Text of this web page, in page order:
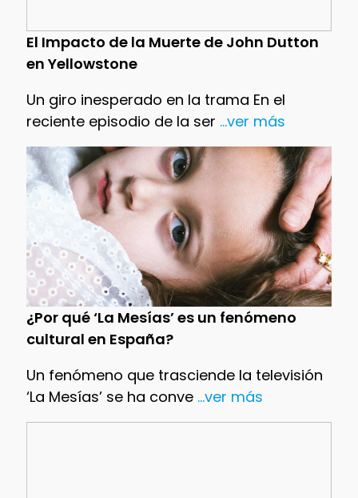
El Impacto de la Muerte de John Dutton
en Yellowstone
Un giro inesperado en la trama En el
reciente episodio de la ser ...ver más
¿Por qué ‘La Mesías’ es un fenómeno
cultural en España?
Un fenómeno que trasciende la televisión
‘La Mesías’ se ha conve...ver más